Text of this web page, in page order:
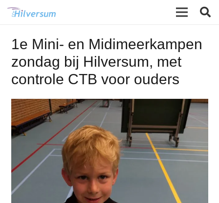
1e Mini- en Midimeerkampen
zondag bij Hilversum, met
controle CTB voor ouders